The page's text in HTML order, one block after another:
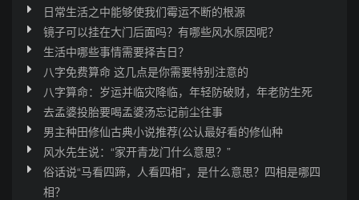
日常生活之中能够使我们霉运不断的根源
镜子可以挂在大门后面吗？有哪些风水原因呢？
生活中哪些事情需要择吉日？
八字免费算命 这几点是你需要特别注意的
八字算命：岁运并临灾降临，年轻防破财，年老防生死
去孟婆投胎要喝孟婆汤忘记前尘往事
男主种田修仙古典小说推荐(公认最好看的修仙种
风水先生说：“家开青龙门什么意思？”
俗话说“马看四蹄，人看四相”，是什么意思？四相是哪四
相？